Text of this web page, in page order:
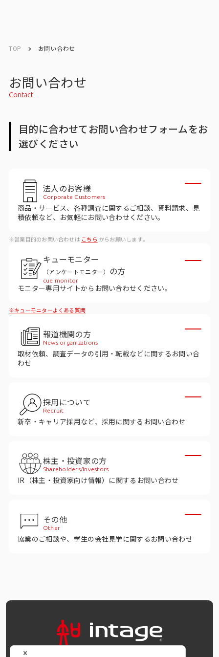
インテージの強み
会社情報トップ
会社概要・所在地
社長メッセージ
役員紹介
沿革
ニュース・メディア掲載
ソリューション／サービス
採用情報
TOP お問い合わせ
お問い合わせ
Contact
目的に合わせてお問い合わせフォームをお
選びください
法人のお客様
Corporate Customers
商品・サービス、各種調査に関するご相談、資料請求、見
積依頼など、お気軽にお問い合わせください。
※営業目的のお問い合わせは こちら からお願いします。
キューモニター
（アンケートモニター） の方
cue monitor
モニター専用サイトからお問い合わせください。
※キューモニターよくある質問
報道機関の方
News organizations
取材依頼、調査データの引用・転載などに関するお問い合
わせ
採用について
Recruit
新卒・キャリア採用など、採用に関するお問い合わせ
株主・投資家の方
Shareholders/Investors
IR（株主・投資家向け情報）に関するお問い合わせ
その他
Other
協業のご相談や、学生の会社見学に関するお問い合わせ